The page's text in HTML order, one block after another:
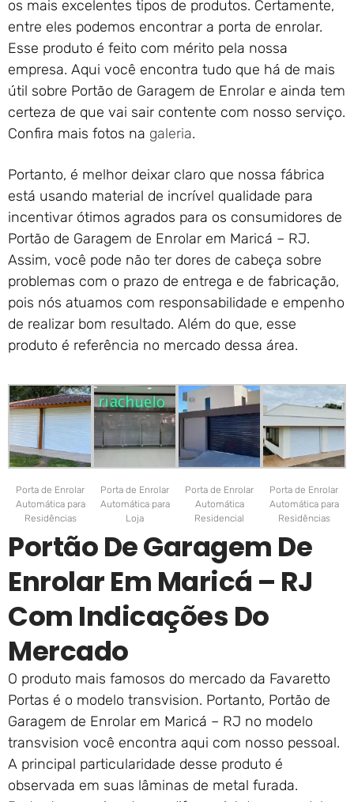
Portão de Garagem de
Enrolar em Nova Iguaçu – RJ
Portão de Garagem de
Enrolar em Nova Friburgo –
RJ
os mais excelentes tipos de produtos. Certamente,
entre eles podemos encontrar a porta de enrolar.
Esse produto é feito com mérito pela nossa
empresa. Aqui você encontra tudo que há de mais
útil sobre Portão de Garagem de Enrolar e ainda tem
certeza de que vai sair contente com nosso serviço.
Confira mais fotos na galeria.
Portanto, é melhor deixar claro que nossa fábrica
está usando material de incrível qualidade para
incentivar ótimos agrados para os consumidores de
Portão de Garagem de Enrolar em Maricá – RJ.
Assim, você pode não ter dores de cabeça sobre
problemas com o prazo de entrega e de fabricação,
pois nós atuamos com responsabilidade e empenho
de realizar bom resultado. Além do que, esse
produto é referência no mercado dessa área.
Porta de Enrolar
Automática para
Residências
Porta de Enrolar
Automática para
Loja
Porta de Enrolar
Automática
Residencial
Porta de Enrolar
Automática para
Residências
Portão De Garagem De
Enrolar Em Maricá – RJ
Com Indicações Do
Mercado
O produto mais famosos do mercado da Favaretto
Portas é o modelo transvision. Portanto, Portão de
Garagem de Enrolar em Maricá – RJ no modelo
transvision você encontra aqui com nosso pessoal.
A principal particularidade desse produto é
observada em suas lâminas de metal furada.